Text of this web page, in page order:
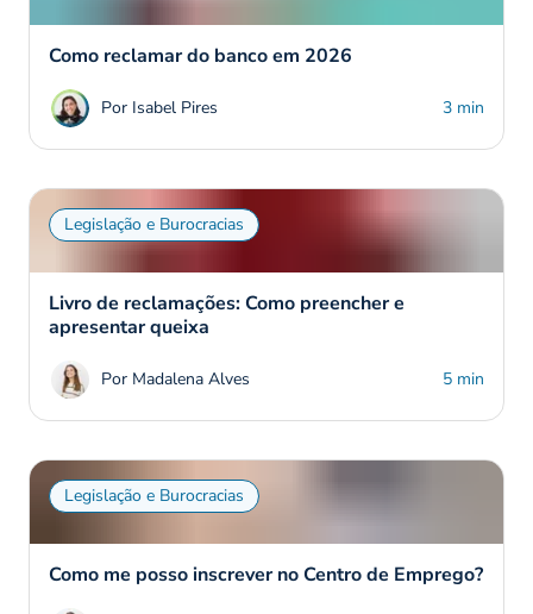
Como reclamar do banco em 2026
Por Isabel Pires 3 min
Legislação e Burocracias
Livro de reclamações: Como preencher e
apresentar queixa
Por Madalena Alves 5 min
Legislação e Burocracias
Como me posso inscrever no Centro de Emprego?